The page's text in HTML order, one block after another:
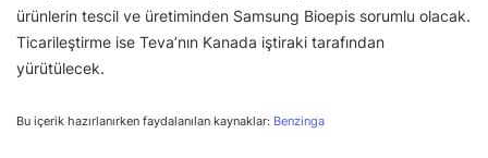
ürünlerin tescil ve üretiminden Samsung Bioepis sorumlu olacak.
Ticarileştirme ise Teva’nın Kanada iştiraki tarafından
yürütülecek.
Bu içerik hazırlanırken faydalanılan kaynaklar: Benzinga